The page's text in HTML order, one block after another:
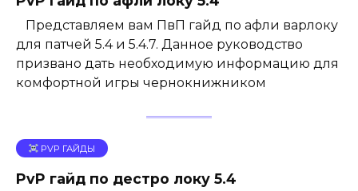
Представляем вам ПвП гайд по афли варлоку
для патчей 5.4 и 5.4.7. Данное руководство
призвано дать необходимую информацию для
комфортной игры чернокнижником
PVP ГАЙДЫ
PvP гайд по дестро локу 5.4